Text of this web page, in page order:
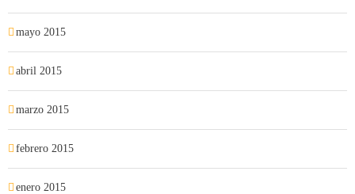
mayo 2015
abril 2015
marzo 2015
febrero 2015
enero 2015